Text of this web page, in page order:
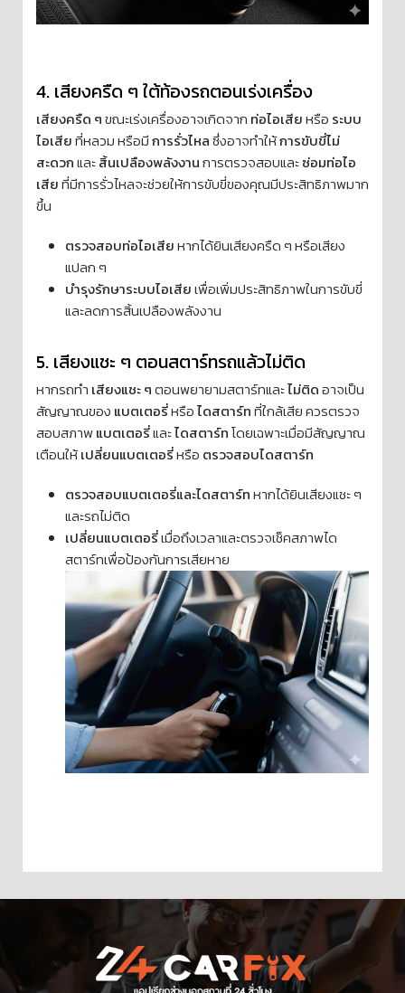
4️. เสียงครืด ๆ ใต้ท้องรถตอนเร่งเครื่อง
เสียงครืด ๆขณะเร่งเครื่องอาจเกิดจาก ท่อไอเสียหรือ ระบบ
ไอเสียที่หลวม หรือมีการรั่วไหลซึ่งอาจทำให้การขับขี่ไม่
สะดวกและสิ้นเปลืองพลังงานการตรวจสอบและซ่อมท่อไอ
เสียที่มีการรั่วไหลจะช่วยให้การขับขี่ของคุณมีประสิทธิภาพมาก
ขึ้น
ตรวจสอบท่อไอเสียหากได้ยินเสียงครืด ๆ หรือเสียง
แปลก ๆ
บำรุงรักษาระบบไอเสียเพื่อเพิ่มประสิทธิภาพในการขับขี่
และลดการสิ้นเปลืองพลังงาน
5️. เสียงแชะ ๆ ตอนสตาร์ทรถแล้วไม่ติด
หากรถทำ เสียงแชะ ๆตอนพยายามสตาร์ทและไม่ติดอาจเป็น
สัญญาณของ แบตเตอรี่หรือไดสตาร์ทที่ใกล้เสีย ควรตรวจ
สอบสภาพแบตเตอรี่และไดสตาร์ทโดยเฉพาะเมื่อมีสัญญาณ
เตือนให้เปลี่ยนแบตเตอรี่หรือ ตรวจสอบไดสตาร์ท
ตรวจสอบแบตเตอรี่และไดสตาร์ทหากได้ยินเสียงแชะ ๆ
และรถไม่ติด
เปลี่ยนแบตเตอรี่เมื่อถึงเวลาและตรวจเช็คสภาพได
สตาร์ทเพื่อป้องกันการเสียหาย